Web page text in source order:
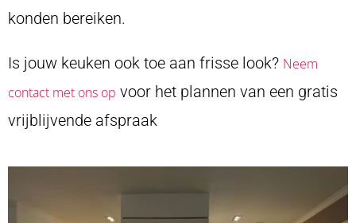
konden bereiken.
Is jouw keuken ook toe aan frisse look? Neem
contact met ons op voor het plannen van een gratis
vrijblijvende afspraak